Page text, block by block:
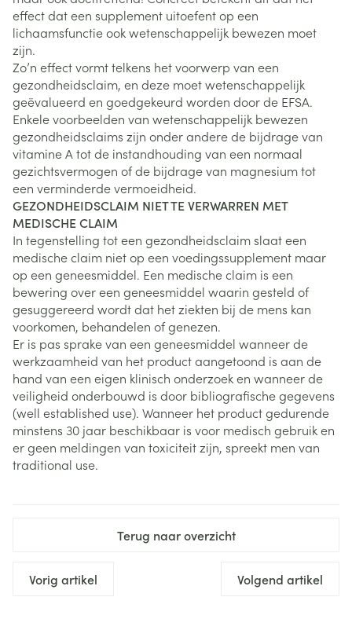
effect dat een supplement uitoefent op een
lichaamsfunctie ook wetenschappelijk bewezen moet
zijn.
Zo’n effect vormt telkens het voorwerp van een
gezondheidsclaim, en deze moet wetenschappelijk
geëvalueerd en goedgekeurd worden door de EFSA.
Enkele voorbeelden van wetenschappelijk bewezen
gezondheidsclaims zijn onder andere de bijdrage van
vitamine A tot de instandhouding van een normaal
gezichtsvermogen of de bijdrage van magnesium tot
een verminderde vermoeidheid.
GEZONDHEIDSCLAIM NIET TE VERWARREN MET
MEDISCHE CLAIM
In tegenstelling tot een gezondheidsclaim slaat een
medische claim niet op een voedingssupplement maar
op een geneesmiddel. Een medische claim is een
bewering over een geneesmiddel waarin gesteld of
gesuggereerd wordt dat het ziekten bij de mens kan
voorkomen, behandelen of genezen.
Er is pas sprake van een geneesmiddel wanneer de
werkzaamheid van het product aangetoond is aan de
hand van een eigen klinisch onderzoek en wanneer de
veiligheid onderbouwd is door bibliografische gegevens
(well established use). Wanneer het product gedurende
minstens 30 jaar beschikbaar is voor medisch gebruik en
er geen meldingen van toxiciteit zijn, spreekt men van
traditional use.
Terug naar overzicht
Vorig artikel Volgend artikel